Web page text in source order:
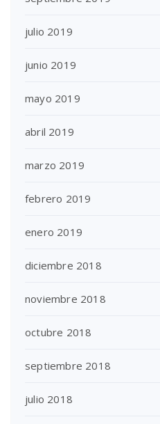
julio 2019
junio 2019
mayo 2019
abril 2019
marzo 2019
febrero 2019
enero 2019
diciembre 2018
noviembre 2018
octubre 2018
septiembre 2018
julio 2018